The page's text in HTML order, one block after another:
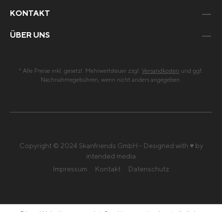
KONTAKT
ÜBER UNS
* Alle Preise inkl. gesetzl. Mehrwertsteuer zzgl. Versandkosten und ggf.
Nachnahmegebühren, wenn nicht anders angegeben.
Copyright © 2024 Skanfriends GmbH - Designed with ♥ by
intended media
Impressum
Kontakt Datenschutz